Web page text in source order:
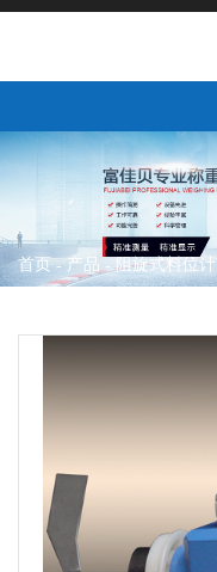
首页-产品 -阻旋式料位计